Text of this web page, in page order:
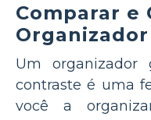
Comparar e
Um organizador
contraste é uma
você a